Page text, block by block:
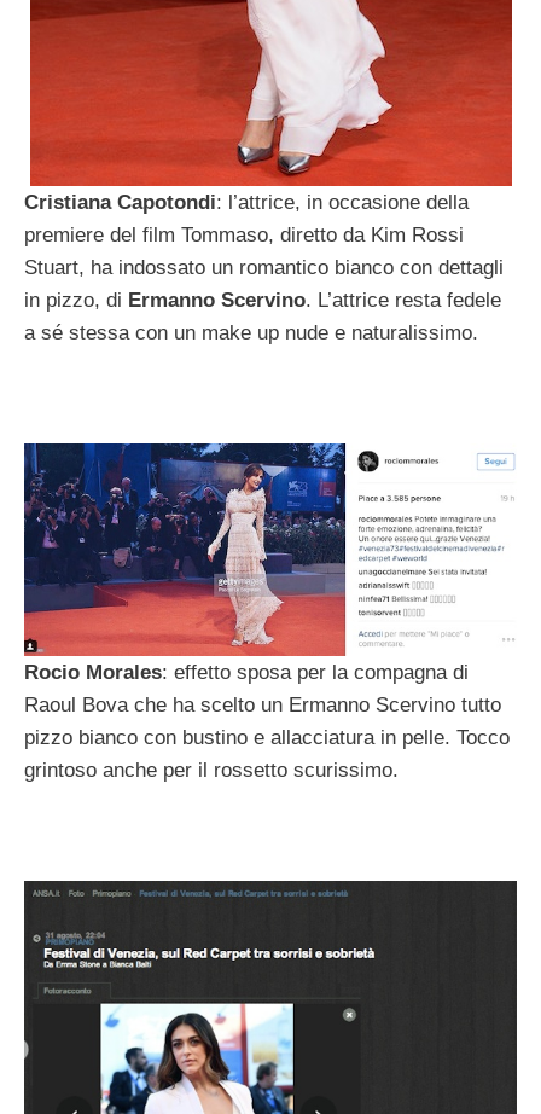
Cristiana Capotondi: l’attrice, in occasione della
premiere del film Tommaso, diretto da Kim Rossi
Stuart, ha indossato un romantico bianco con dettagli
in pizzo, di Ermanno Scervino. L’attrice resta fedele
a sé stessa con un make up nude e naturalissimo.
Rocio Morales: effetto sposa per la compagna di
Raoul Bova che ha scelto un Ermanno Scervino tutto
pizzo bianco con bustino e allacciatura in pelle. Tocco
grintoso anche per il rossetto scurissimo.